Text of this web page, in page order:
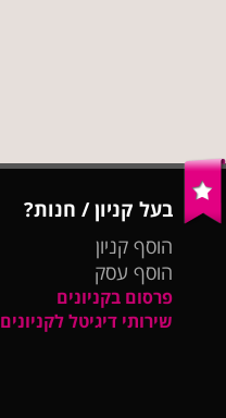
בעל קניון / חנות?
הוסף קניון
הוסף עסק
פרסום בקניונים
שירותי דיגיטל לקניונים